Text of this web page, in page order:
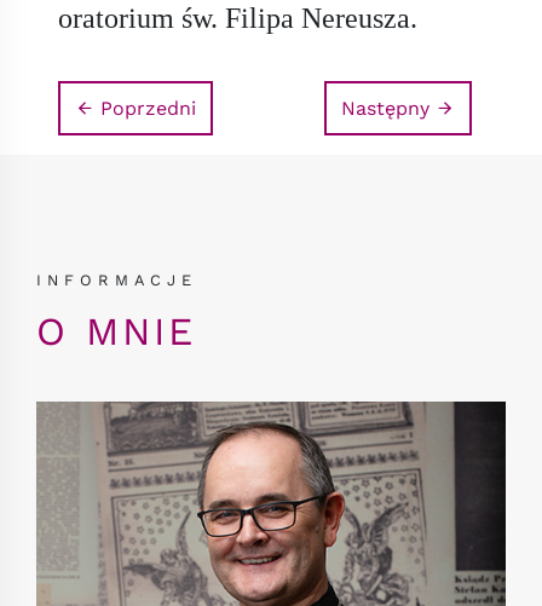
oratorium św. Filipa Nereusza.
Poprzedni Następny
INFORMACJE
O MNIE